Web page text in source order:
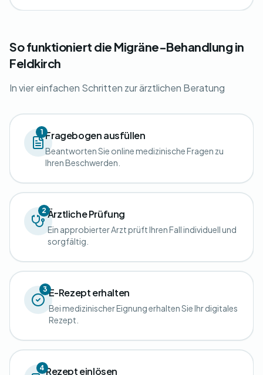
So funktioniert die Migräne-Behandlung in
Feldkirch
In vier einfachen Schritten zur ärztlichen Beratung
1 Fragebogen ausfüllen
Beantworten Sie online medizinische Fragen zu
Ihren Beschwerden.
2Ärztliche Prüfung
Ein approbierter Arzt prüft Ihren Fall individuell und
sorgfältig.
3E-Rezept erhalten
Bei medizinischer Eignung erhalten Sie Ihr digitales
Rezept.
4Rezept einlösen